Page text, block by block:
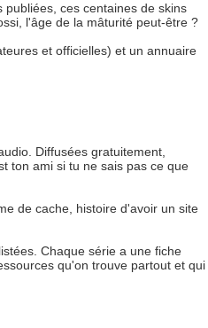
ces centaines de skins
l'âge de la mâturité peut-être ?
et officielles) et un annuaire
Diffusées gratuitement,
ton ami si tu ne sais pas ce que
de cache, histoire d'avoir un site
Chaque série a une fiche
qu'on trouve partout et qui